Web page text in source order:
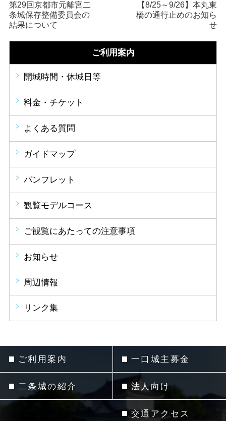
第29回京都市元離宮二
条城保存整備委員会の
結果について
【8/25～9/26】本丸東
橋の通行止めのお知ら
せ
ご利用案内
開城時間・休城日等
料金・チケット
よくある質問
ガイドマップ
パンフレット
観覧モデルコース
ご観覧にあたっての注意事項
お知らせ
周辺情報
リンク集
ご利用案内
二条城の紹介
一口城主募金
法人向け
交通アクセス